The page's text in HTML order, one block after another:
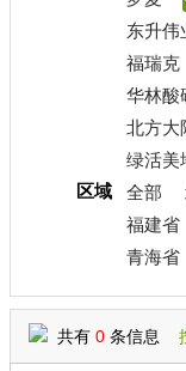
东升伟
福瑞克
华林酸
北方大
绿活美
区域
全部
福建省
青海省
共有 0 条信息